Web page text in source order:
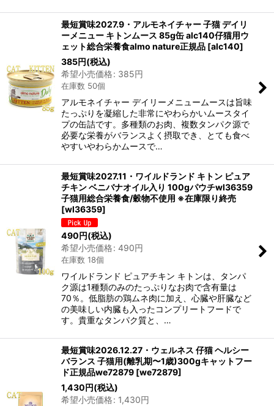
最短賞味2027.9・アルモネイチャー 子猫 デイリ
ーメニュー キトンムース 85g缶 alc140仔猫用ウ
ェット総合栄養食almo nature正規品 [alc140]
385円(税込)
希望小売価格: 385円
在庫数 50個
アルモネイチャー デイリーメニュームースは旨味
たっぷりを凝縮した非常にやわらかいムースタイ
プの缶詰です。多種類のお肉、複数タンパク源で
必要な栄養がバランスよく摂取でき、とても食べ
やすいやわらかムースで…
最短賞味2027.11・ワイルドランド キトン ピュア
チキン ベニバナオイル入り 100gパウチwl36359
子猫用総合栄養食/穀物不使用 ※在庫限り終売
[wl36359]
490 円(税込)
希望小売価格: 490円
在庫数 18個
ワイルドランド ピュアチキン キトンは、タンパ
ク源は1種類のみのたっぷりなお肉で含有量は
70％。低脂肪の鶏ムネ肉に加え、心臓や肝臓など
の美味しい内臓も入ったコンプリートフードで
す。貴重なタンパク質と、…
最短賞味2026.12.27・ウェルネス 仔猫 ヘルシー
バランス 子猫用(離乳期〜1歳)300gキャットフー
ド正規品we72879 [we72879]
1,430 円(税込)
希望小売価格: 1,430円